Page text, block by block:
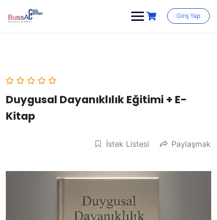
content
Giriş Yap
Duygusal Dayanıklılık Eğitimi + E-
Kitap
İstek Listesi Paylaşmak